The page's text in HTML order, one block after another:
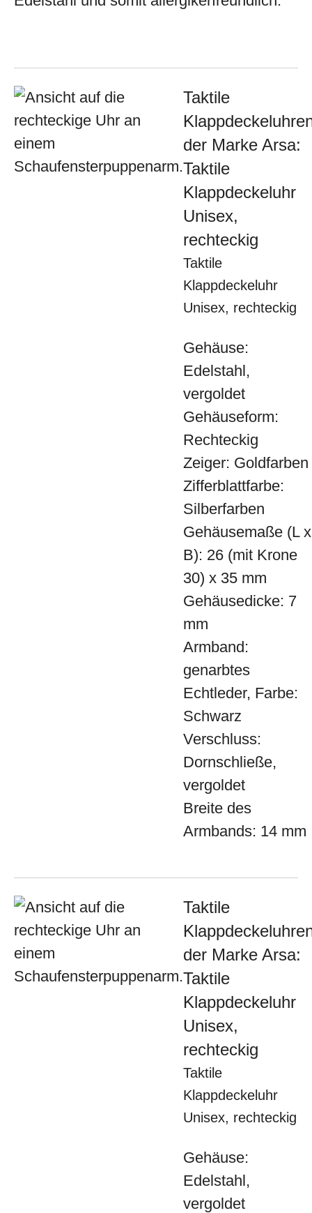
Taktile
der Marke Arsa:
Taktile
Klappdeckeluhr
Unisex,
rechteckig
Taktile
Klappdeckeluhr
Unisex, rechteckig
Gehäuse:
Edelstahl,
vergoldet
Gehäuseform:
Rechteckig
Zeiger: Goldfarben
Zifferblattfarbe:
Silberfarben
Gehäusemaße (L x
B): 26 (mit Krone
30) x 35 mm
Gehäusedicke: 7
mm
Armband:
genarbtes
Echtleder, Farbe:
Schwarz
Verschluss:
Dornschließe,
vergoldet
Breite des
Armbands: 14 mm
Taktile
der Marke Arsa:
Taktile
Klappdeckeluhr
Unisex,
rechteckig
Taktile
Klappdeckeluhr
Unisex, rechteckig
Gehäuse:
Edelstahl,
vergoldet